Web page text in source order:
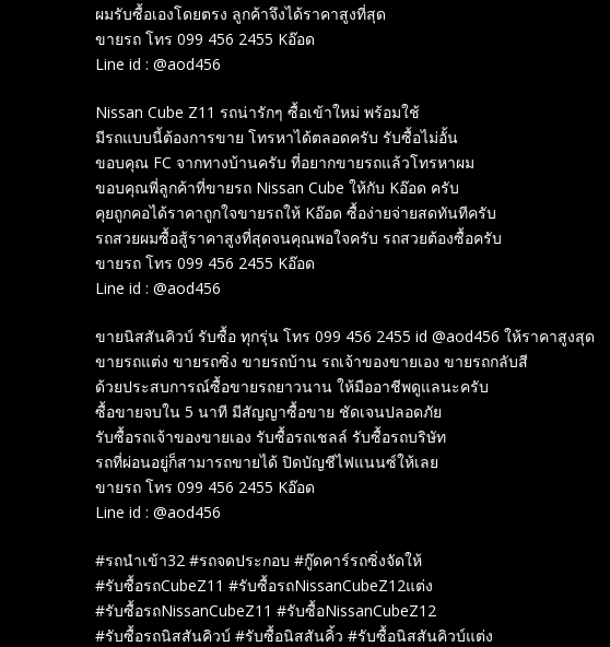
ผมรับซื้อเองโดยตรง ลูกค้าจึงได้ราคาสูงที่สุด
ขายรถ โทร 099 456 2455 Kอ๊อด
Line id : @aod456
Nissan Cube Z11 รถน่ารักๆ ซื้อเข้าใหม่ พร้อมใช้
มีรถแบบนี้ต้องการขาย โทรหาได้ตลอดครับ รับซื้อไม่อั้น
ขอบคุณ FC จากทางบ้านครับ ที่อยากขายรถแล้วโทรหาผม
ขอบคุณพี่ลูกค้าที่ขายรถ Nissan Cube ให้กับ Kอ๊อด ครับ
คุยถูกคอได้ราคาถูกใจขายรถให้ Kอ๊อด ซื้อง่ายจ่ายสดทันทีครับ
รถสวยผมซื้อสู้ราคาสูงที่สุดจนคุณพอใจครับ รถสวยต้องซื้อครับ
ขายรถ โทร 099 456 2455 Kอ๊อด
Line id : @aod456
ขายนิสสันคิวบ์ รับซื้อ ทุกรุ่น โทร 099 456 2455 id @aod456 ให้ราคาสูงสุด
ขายรถแต่ง ขายรถซิ่ง ขายรถบ้าน รถเจ้าของขายเอง ขายรถกลับสี
ด้วยประสบการณ์ซื้อขายรถยาวนาน ให้มืออาชีพดูแลนะครับ
ซื้อขายจบใน 5 นาที มีสัญญาซื้อขาย ชัดเจนปลอดภัย
รับซื้อรถเจ้าของขายเอง รับซื้อรถเชลล์ รับซื้อรถบริษัท
รถที่ผ่อนอยู่ก็สามารถขายได้ ปิดบัญชีไฟแนนซ์ให้เลย
ขายรถ โทร 099 456 2455 Kอ๊อด
Line id : @aod456
#รถนำเข้า32 #รถจดประกอบ #กู๊ดคาร์รถซิ่งจัดให้
#รับซื้อรถCubeZ11 #รับซื้อรถNissanCubeZ12แต่ง
#รับซื้อรถNissanCubeZ11 #รับซื้อNissanCubeZ12
#รับซื้อรถนิสสันคิวบ์ #รับซื้อนิสสันคิ้ว #รับซื้อนิสสันคิวบ์แต่ง